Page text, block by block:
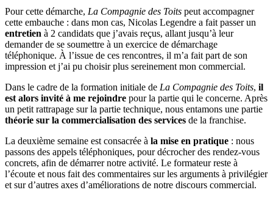
Pour cette démarche, La Compagnie des Toits peut accompagner
cette embauche : dans mon cas, Nicolas Legendre a fait passer un
entretien à 2 candidats que j’avais reçus, allant jusqu’à leur
demander de se soumettre à un exercice de démarchage
téléphonique. À l’issue de ces rencontres, il m’a fait part de son
impression et j’ai pu choisir plus sereinement mon commercial.
Dans le cadre de la formation initiale de La Compagnie des Toits, il
est alors invité à me rejoindre pour la partie qui le concerne. Après
un petit rattrapage sur la partie technique, nous entamons une partie
théorie sur la commercialisation des services de la franchise.
La deuxième semaine est consacrée à la mise en pratique : nous
passons des appels téléphoniques, pour décrocher des rendez-vous
concrets, afin de démarrer notre activité. Le formateur reste à
l’écoute et nous fait des commentaires sur les arguments à privilégier
et sur d’autres axes d’améliorations de notre discours commercial.